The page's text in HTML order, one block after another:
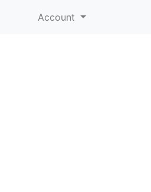
Account